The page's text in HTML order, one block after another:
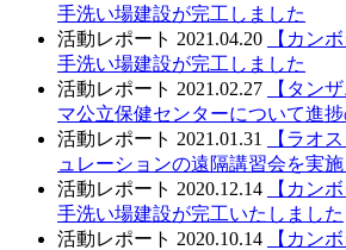
手洗い場建設が完工しました
活動レポート 2021.04.20
【カン
手洗い場建設が完工しました
活動レポート 2021.02.27
【タン
マ公立保健センターについて進
活動レポート 2021.01.31
【ラオ
ュレーションの遠隔講習会を実
活動レポート 2020.12.14
【カン
手洗い場建設が完工いたしました
活動レポート 2020.10.14
【カン